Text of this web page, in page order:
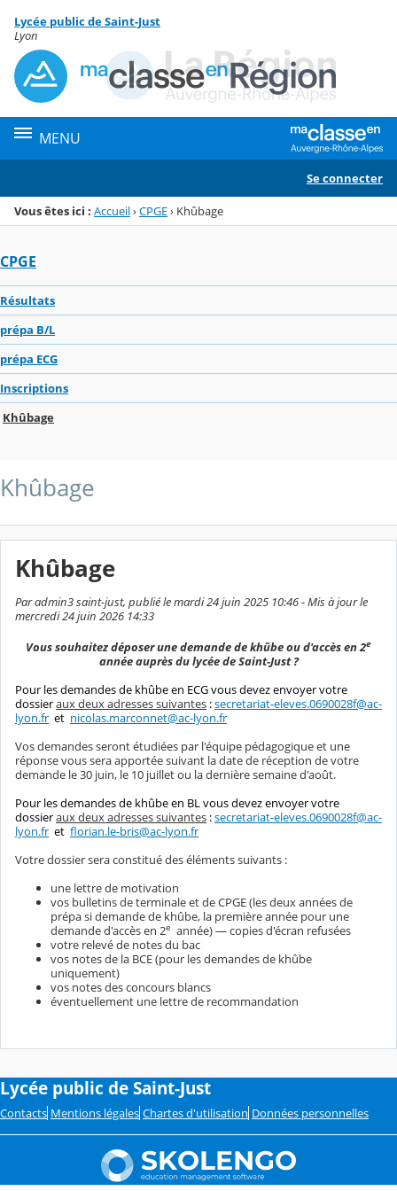
Menu de la rubrique
Contenu
Lycée public de Saint-Just
Lyon
MENU
Se connecter
Vous êtes ici : Accueil›CPGE› Khûbage
CPGE
Résultats
prépa B/L
prépa ECG
Inscriptions
Khûbage
Khûbage
Khûbage
Par admin3 saint-just, publié le mardi 24 juin 2025 10:46 - Mis à jour le
mercredi 24 juin 2026 14:33
Vous souhaitez déposer une demande de khûbe ou d'accès en 2e
année auprès du lycée de Saint-Just ?
Pour les demandes de khûbe en ECG vous devez envoyer votre
dossieraux deux adresses suivantes :secretariat-eleves.0690028f@ac-
lyon.fr et nicolas.marconnet@ac-lyon.fr
Vos demandes seront étudiées par l'équipe pédagogique et une
réponse vous sera apportée suivant la date de réception de votre
demande le 30 juin, le 10 juillet ou la dernière semaine d'août.
Pour les demandes de khûbe en BL vous devez envoyer votre
dossieraux deux adresses suivantes :secretariat-eleves.0690028f@ac-
lyon.fr et florian.le-bris@ac-lyon.fr
Votre dossier sera constitué des éléments suivants :
une lettre de motivation
vos bulletins de terminale et de CPGE (les deux années de
prépa si demande de khûbe, la première année pour une
demande d'accès en 2e année) — copies d'écran refusées
votre relevé de notes du bac
vos notes de la BCE (pour les demandes de khûbe
uniquement)
vos notes des concours blancs
éventuellement une lettre de recommandation
Lycée public de Saint-Just
Contacts Mentions légales Chartes d'utilisation Données personnelles